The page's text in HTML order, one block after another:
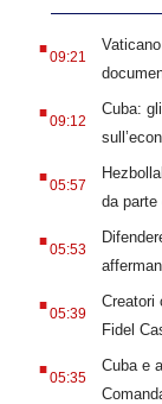
.09:21
.09:12
Cuba:
.05:57
da parte
.05:53
.05:39
Creatori
Fidel
.05:35
Cuba e